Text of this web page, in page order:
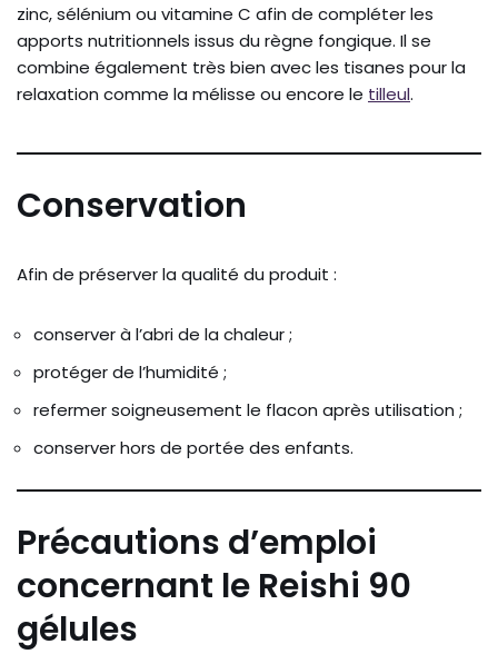
zinc, sélénium ou vitamine C afin de compléter les
apports nutritionnels issus du règne fongique. Il se
combine également très bien avec les tisanes pour la
relaxation comme la mélisse ou encore le tilleul.
Conservation
Afin de préserver la qualité du produit :
conserver à l’abri de la chaleur ;
protéger de l’humidité ;
refermer soigneusement le flacon après utilisation ;
conserver hors de portée des enfants.
Précautions d’emploi
concernant le Reishi 90
gélules